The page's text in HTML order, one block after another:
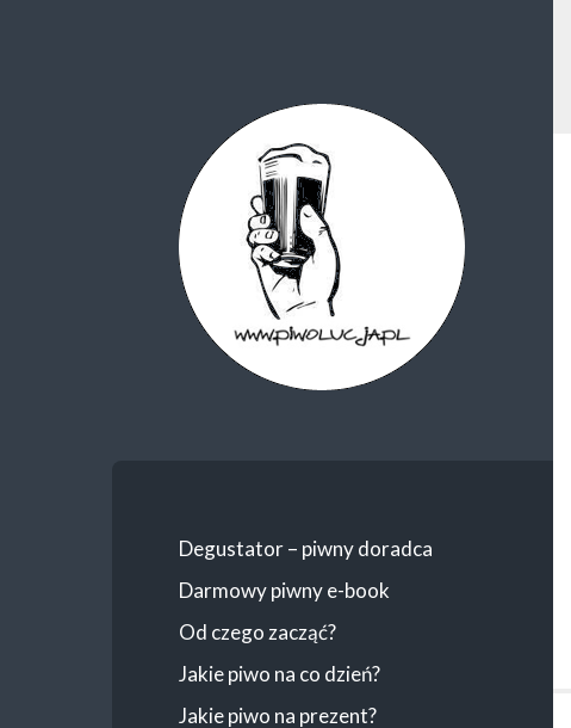
Degustator – piwny doradca
Darmowy piwny e-book
Od czego zacząć?
Jakie piwo na co dzień?
Jakie piwo na prezent?